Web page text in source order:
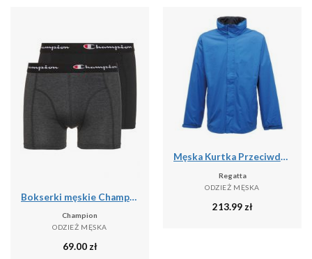
Bokserki męskie Champion 2 szt.
Champion
ODZIEŻ MĘSKA
69.00zł
Męska Kurtka Przeciwdeszczowa Ardmore
Regatta
ODZIEŻ MĘSKA
213.99 zł